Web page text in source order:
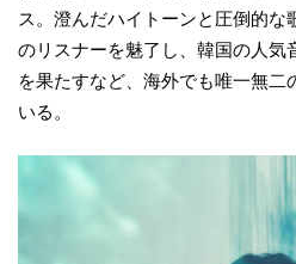
ス。澄んだハイトーンと圧倒的な
のリスナーを魅了し、韓国の人気
を果たすなど、海外でも唯一無二
いる。